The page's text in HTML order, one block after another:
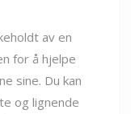
av en
for å hjelpe
sine. Du kan
og lignende